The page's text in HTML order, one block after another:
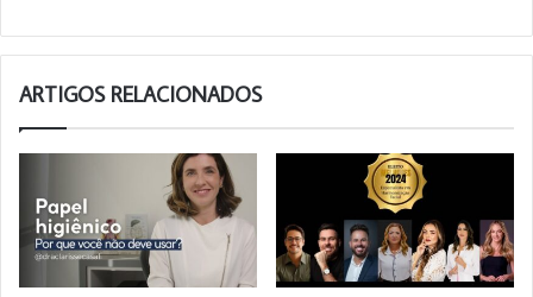
ARTIGOS RELACIONADOS